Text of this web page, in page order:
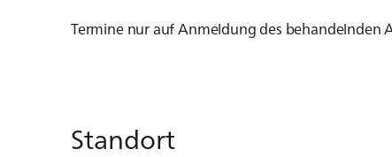
Termine nur auf Anmeldung des behandelnden
Standort